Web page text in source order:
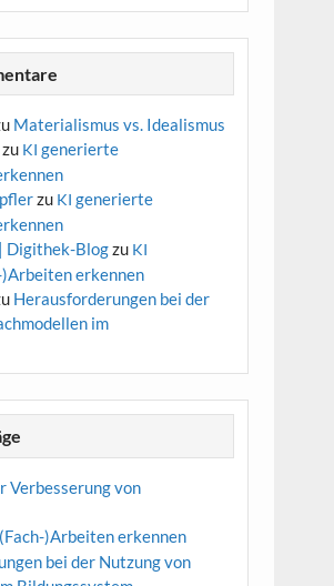
Materialismus vs. Idealismus
zu KI generierte
zu KI generierte
Digithek-Blogzu KI
erkennen
Herausforderungen bei der
im
Verbesserung von
)Arbeiten erkennen
bei der Nutzung von